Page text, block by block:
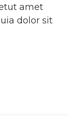
amet
dolor sit